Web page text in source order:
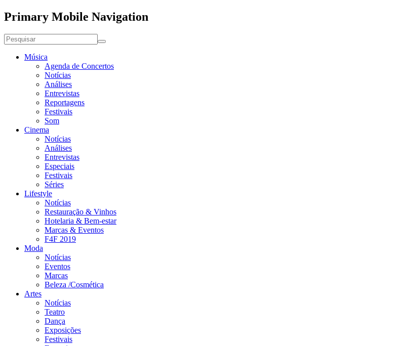
Primary Mobile Navigation
Música
Agenda de Concertos
Notícias
Análises
Entrevistas
Reportagens
Festivais
Som
Cinema
Notícias
Análises
Entrevistas
Especiais
Festivais
Séries
Lifestyle
Notícias
Restauração & Vinhos
Hotelaria & Bem-estar
Marcas & Eventos
F4F 2019
Moda
Notícias
Eventos
Marcas
Beleza /Cosmética
Artes
Notícias
Teatro
Dança
Exposições
Festivais